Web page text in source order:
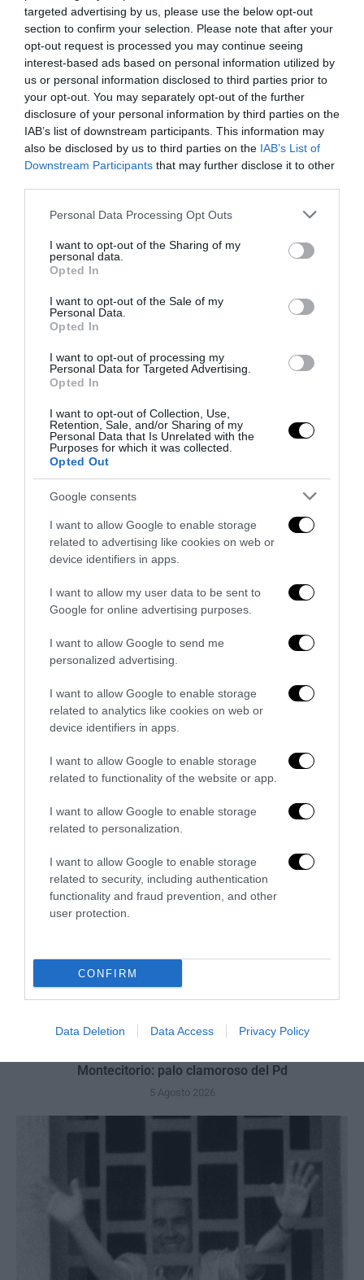
targeted advertising by us, please use the below opt-out
section to confirm your selection. Please note that after your
opt-out request is processed you may continue seeing
interest-based ads based on personal information utilized by
us or personal information disclosed to third parties prior to
your opt-out. You may separately opt-out of the further
disclosure of your personal information by third parties on the
IAB’s list of downstream participants. This information may
also be disclosed by us to third parties on the IAB’s List of
Downstream Participants that may further disclose it to other
Please note that this website/app uses one or more Google
not limited to your visit or usage behaviour. You may click to
grant or deny consent to Google and its third-party tags to
use your data for below specified purposes in below Google
consent section.
Personal Data Processing Opt Outs
I want to opt-out of the Sharing of my
personal data.
Opted In
I want to opt-out of the Sale of my
Personal Data.
Opted In
I want to opt-out of processing my
Personal Data for Targeted Advertising.
Opted In
I want to opt-out of Collection, Use,
Retention, Sale, and/or Sharing of my
Personal Data that Is Unrelated with the
Purposes for which it was collected.
Opted Out
Google consents
I want to allow Google to enable storage
related to advertising like cookies on web or
device identifiers in apps.
I want to allow my user data to be sent to
Google for online advertising purposes.
I want to allow Google to send me
personalized advertising.
I want to allow Google to enable storage
related to analytics like cookies on web or
device identifiers in apps.
I want to allow Google to enable storage
related to functionality of the website or app.
I want to allow Google to enable storage
related to personalization.
I want to allow Google to enable storage
related to security, including authentication
functionality and fraud prevention, and other
user protection.
CONFIRM
Data Deletion Data Access Privacy Policy
Addio a Francesco Guccini: stronzo, poeta e buffone di
corte
7 Agosto 2026
Bonaccini e il mito delle barricate di Parma: quando
l’antifascismo copia il fascismo
6 Agosto 2026
veto del disordine
6 Agosto 2026
Montecitorio: palo clamoroso del Pd
5 Agosto 2026